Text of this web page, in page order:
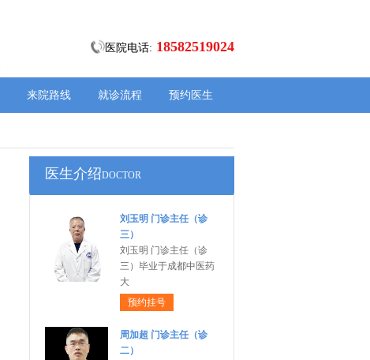
医院电话: 18582519024
来院路线 就诊流程 预约医生
医生介绍DOCTOR
刘玉明 门诊主任（诊
三）
刘玉明 门诊主任（诊
三）毕业于成都中医药
大
预约挂号
周加超 门诊主任（诊
二）